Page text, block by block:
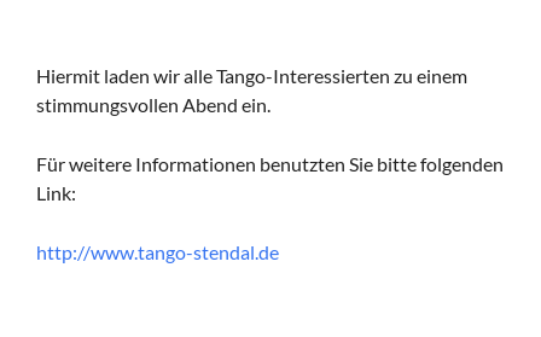
Hiermit laden wir alle Tango-Interessierten zu einem
stimmungsvollen Abend ein.
Für weitere Informationen benutzten Sie bitte folgenden
Link:
http://www.tango-stendal.de